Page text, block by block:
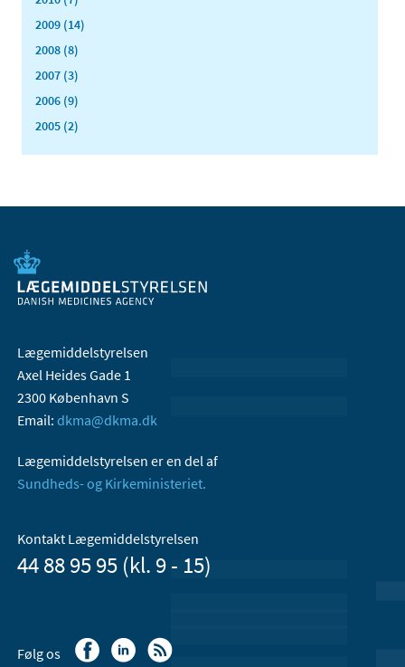
2009 (14)
2008 (8)
2007 (3)
2006 (9)
2005 (2)
Lægemiddelstyrelsen
Axel Heides Gade 1
2300 København S
Email: dkma@dkma.dk
Lægemiddelstyrelsen er en del af
Sundheds- og Kirkeministeriet.
Kontakt Lægemiddelstyrelsen
44 88 95 95 (kl. 9 - 15)
Følg os